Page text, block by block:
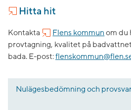
Hitta hit
Kontakta Flens kommun om du
provtagning, kvalitet på
bada. E-post:
Nulägesbedömning och